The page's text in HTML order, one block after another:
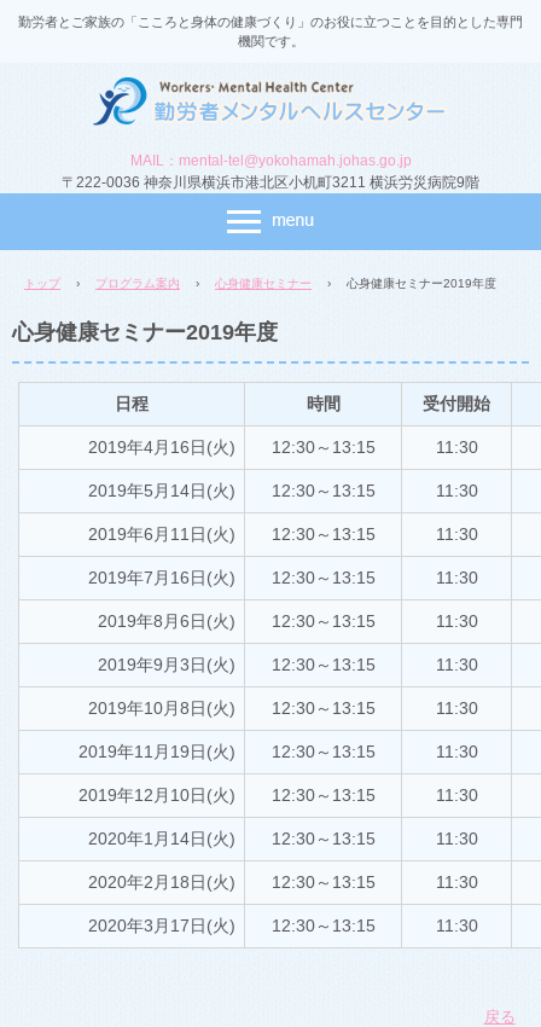
勤労者とご家族の「こころと身体の健康づくり」のお役に立つことを目的とした専門
機関です。
MAIL：mental-tel@yokohamah.johas.go.jp
〒222-0036 神奈川県横浜市港北区小机町3211 横浜労災病院9階
トップ › プログラム案内 › 心身健康セミナー › 心身健康セミナー2019年度
心身健康セミナー2019年度
日程 時間 受付開始
2019年4月16日(火) 12:30～13:15 11:30
2019年5月14日(火) 12:30～13:15 11:30
2019年6月11日(火) 12:30～13:15 11:30
2019年7月16日(火) 12:30～13:15 11:30
2019年8月6日(火) 12:30～13:15 11:30
2019年9月3日(火) 12:30～13:15 11:30
2019年10月8日(火) 12:30～13:15 11:30
2019年11月19日(火) 12:30～13:15 11:30
2019年12月10日(火) 12:30～13:15 11:30
2020年1月14日(火) 12:30～13:15 11:30
2020年2月18日(火) 12:30～13:15 11:30
2020年3月17日(火) 12:30～13:15 11:30
戻る